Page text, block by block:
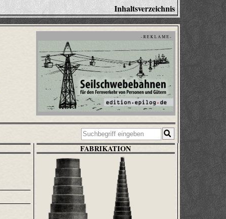
Inhaltsverzeichnis
- R E K L A M E -
FABRIKATION